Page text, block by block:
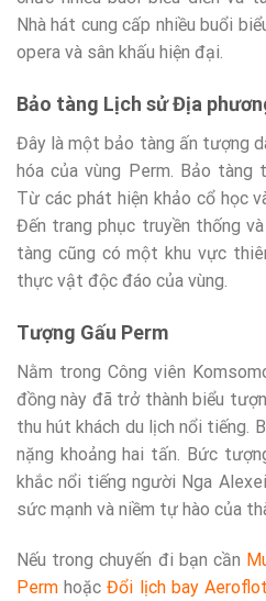
Nhà hát cung cấp nhiều buổi
opera và sân khấu hiện đại.
Bảo tàng Lịch sử Địa
Đây là một bảo tàng ấn tượng
hóa của vùng Perm. Bảo
Từ các phát hiện khảo cổ học
Đến trang phục truyền thống
tàng cũng có một khu vực
thực vật độc đáo của vùng.
Tượng Gấu Perm
Nằm trong Công viên
đồng này đã trở thành biểu
thu hút khách du lịch nổi tiếng.
nặng khoảng hai tấn. Bức
khắc nổi tiếng người Nga
sức mạnh và niềm tự hào của
Nếu trong chuyến đi bạn cần
Perm hoặcĐổi lịch bay